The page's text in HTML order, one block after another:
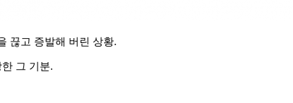
끊고 증발해 버린 상황.
그 기분.